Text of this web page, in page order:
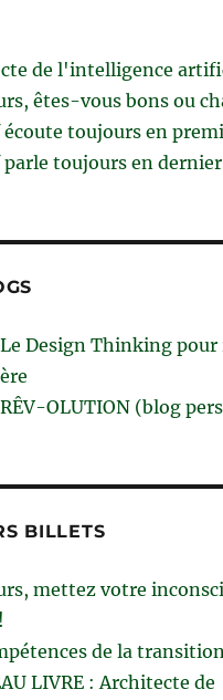
de l'intelligence
êtes-vous bons ou
écoute toujours en
parle toujours en dernier
Design Thinking
OLUTION (blog
BILLETS
mettez votre
de la
LIVRE : Architecte de